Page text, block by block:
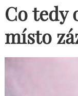
Co tedy
místo